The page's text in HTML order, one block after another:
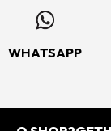
WHATSAPP